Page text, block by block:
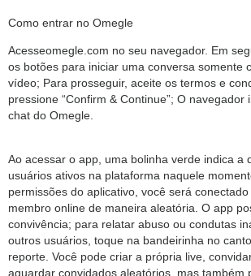
Como entrar no Omegle
Acesseomegle.com no seu navegador. Em
os botões para iniciar uma conversa somente
vídeo; Para prosseguir, aceite os termos e
pressione “Confirm & Continue”; O navegador
chat do Omegle.
Ao acessar o app, uma bolinha verde indica a
usuários ativos na plataforma naquele
permissões do aplicativo, você será
membro online de maneira aleatória. O app
convivência; para relatar abuso ou condutas
outros usuários, toque na bandeirinha no
reporte. Você pode criar a própria live,
aguardar convidados aleatórios, mas também